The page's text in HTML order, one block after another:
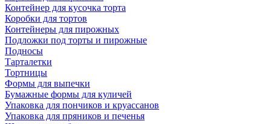
Контейнер для кусочка торта
Коробки для тортов
Контейнеры для пирожных
Подложки под торты и пирожные
Подносы
Тарталетки
Тортницы
Формы для выпечки
Бумажные формы для куличей
Упаковка для пончиков и круассанов
Упаковка для пряников и печенья